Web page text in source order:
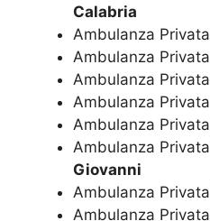
Calabria
Ambulanza Privata
Ambulanza Privata
Ambulanza Privata
Ambulanza Privata
Ambulanza Privata
Ambulanza Privata
Giovanni
Ambulanza Privata
Ambulanza Privata